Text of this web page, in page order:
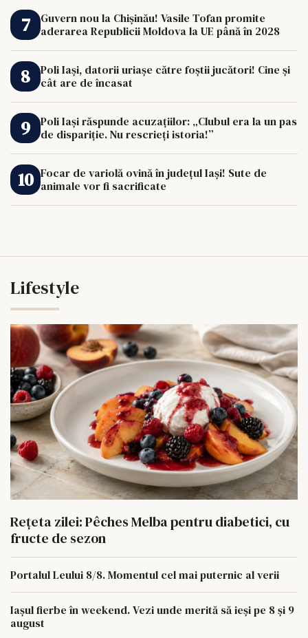
Guvern nou la Chișinău! Vasile Tofan promite
aderarea Republicii Moldova la UE până în 2028
Poli Iași, datorii uriașe către foștii jucători! Cine și
cât are de încasat
Poli Iași răspunde acuzațiilor: „Clubul era la un pas
de dispariție. Nu rescrieți istoria!”
Focar de variolă ovină în județul Iași! Sute de
animale vor fi sacrificate
Lifestyle
Rețeta zilei: Pêches Melba pentru diabetici, cu
fructe de sezon
Portalul Leului 8/8. Momentul cel mai puternic al verii
Iașul fierbe în weekend. Vezi unde merită să ieși pe 8 și 9
august